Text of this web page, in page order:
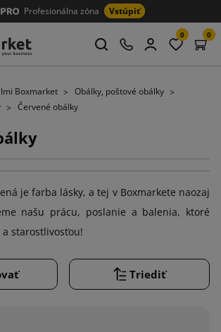
Profesionálna zóna Vstúpiť
0 0
Boxmarket
Obálky, poštové obálky
Červené obálky
je farba lásky, a tej v Boxmarkete naozaj
našu prácu, poslanie a balenia, ktoré
starostlivosťou!
Triediť